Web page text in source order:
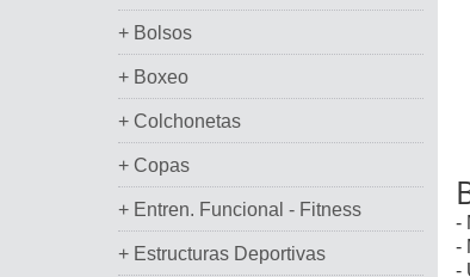
+ Bolsos
+ Boxeo
+ Colchonetas
+ Copas
+ Entren. Funcional - Fitness
+ Estructuras Deportivas
-
-
-